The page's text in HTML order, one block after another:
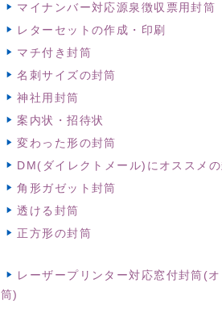
マイナンバー対応源泉徴収票用封筒
レターセットの作成・印刷
マチ付き封筒
名刺サイズの封筒
神社用封筒
案内状・招待状
変わった形の封筒
DM(ダイレクトメール)にオススメ
角形ガゼット封筒
透ける封筒
正方形の封筒
レーザープリンター対応窓付封筒(
筒)